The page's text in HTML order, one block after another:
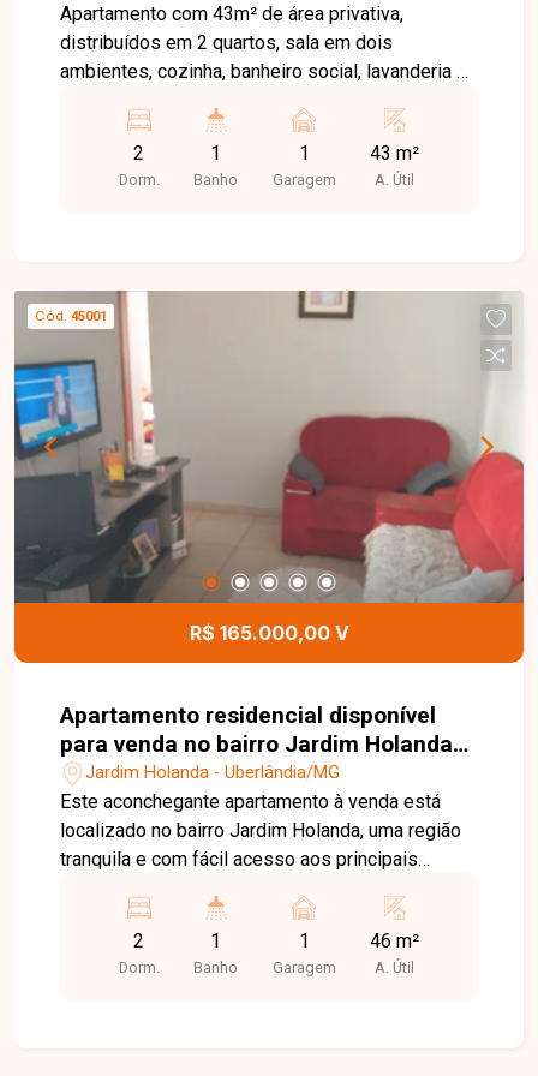
Apartamento com 43m² de área privativa,
distribuídos em 2 quartos, sala em dois
ambientes, cozinha, banheiro social, lavanderia e
estrutura de lazer completa: salão de festas,
churrasqueira, piscina e playground. Ideal para
quem busca praticidade e conforto no dia a dia.
2
Dorm.
1
Banho
1
Garagem
43 m²
A. Útil
Cód. 45001
R$ 165.000,00 V
Apartamento residencial disponível
para venda no bairro Jardim Holanda
em Uberlândia-MG
Jardim Holanda - Uberlândia/MG
Este aconchegante apartamento à venda está
localizado no bairro Jardim Holanda, uma região
tranquila e com fácil acesso aos principais
com armários embutidos, banheiro com box, sala
bem iluminada, cozinha funcional e área de
serviço. Com 46m² de área construída, é ideal
2
Dorm.
1
Banho
1
Garagem
46 m²
A. Útil